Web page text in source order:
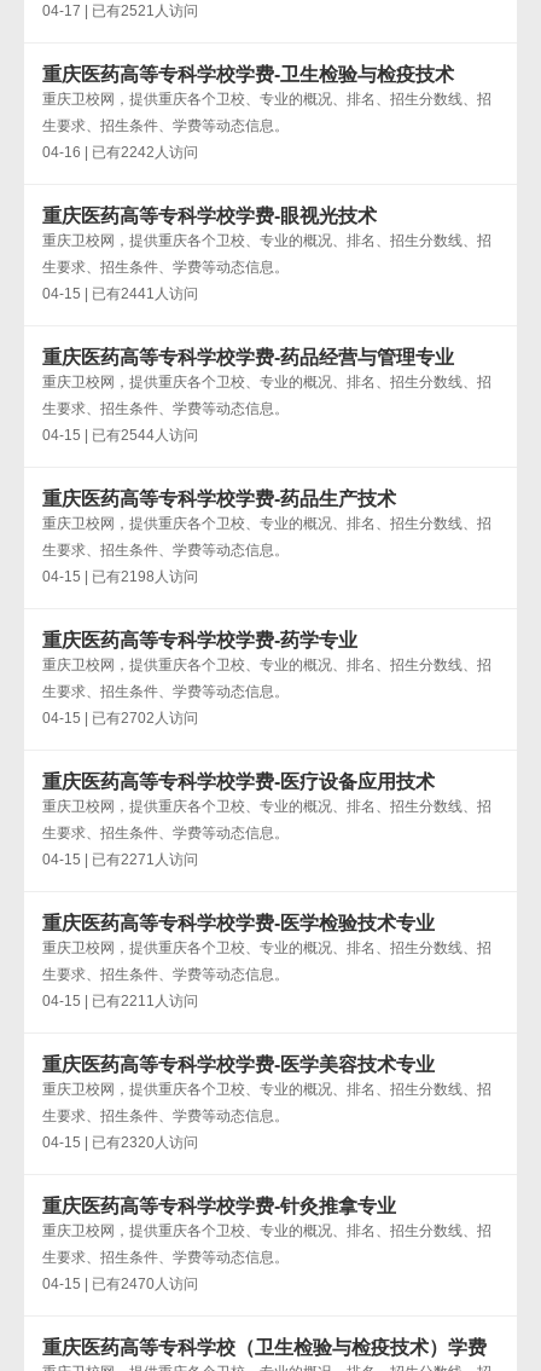
04-17 | 已有2521人访问
重庆医药高等专科学校学费-卫生检验与检疫技术
重庆卫校网，提供重庆各个卫校、专业的概况、排名、招生分数线、招
生要求、招生条件、学费等动态信息。
04-16 | 已有2242人访问
重庆医药高等专科学校学费-眼视光技术
重庆卫校网，提供重庆各个卫校、专业的概况、排名、招生分数线、招
生要求、招生条件、学费等动态信息。
04-15 | 已有2441人访问
重庆医药高等专科学校学费-药品经营与管理专业
重庆卫校网，提供重庆各个卫校、专业的概况、排名、招生分数线、招
生要求、招生条件、学费等动态信息。
04-15 | 已有2544人访问
重庆医药高等专科学校学费-药品生产技术
重庆卫校网，提供重庆各个卫校、专业的概况、排名、招生分数线、招
生要求、招生条件、学费等动态信息。
04-15 | 已有2198人访问
重庆医药高等专科学校学费-药学专业
重庆卫校网，提供重庆各个卫校、专业的概况、排名、招生分数线、招
生要求、招生条件、学费等动态信息。
04-15 | 已有2702人访问
重庆医药高等专科学校学费-医疗设备应用技术
重庆卫校网，提供重庆各个卫校、专业的概况、排名、招生分数线、招
生要求、招生条件、学费等动态信息。
04-15 | 已有2271人访问
重庆医药高等专科学校学费-医学检验技术专业
重庆卫校网，提供重庆各个卫校、专业的概况、排名、招生分数线、招
生要求、招生条件、学费等动态信息。
04-15 | 已有2211人访问
重庆医药高等专科学校学费-医学美容技术专业
重庆卫校网，提供重庆各个卫校、专业的概况、排名、招生分数线、招
生要求、招生条件、学费等动态信息。
04-15 | 已有2320人访问
重庆医药高等专科学校学费-针灸推拿专业
重庆卫校网，提供重庆各个卫校、专业的概况、排名、招生分数线、招
生要求、招生条件、学费等动态信息。
04-15 | 已有2470人访问
重庆医药高等专科学校（卫生检验与检疫技术）学费